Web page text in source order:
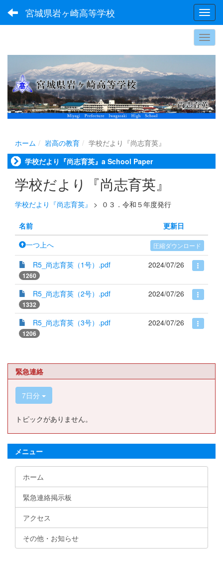
宮城県岩ヶ崎高等学校
ホーム 岩高の教育
学校だより『尚志育英』
学校だより『尚志育英』a School Paper
学校だより『尚志育英』
学校だより『尚志育英』 > ０３．令和５年度発行
名前
更新日
一つ上へ
圧縮ダウンロード
R5_尚志育英（1号）.pdf
1260
2024/07/26
R5_尚志育英（2号）.pdf
1332
2024/07/26
R5_尚志育英（3号）.pdf
1206
2024/07/26
緊急連絡
7日分
トピックがありません。
メニュー
ホーム
緊急連絡掲示板
アクセス
その他・お知らせ